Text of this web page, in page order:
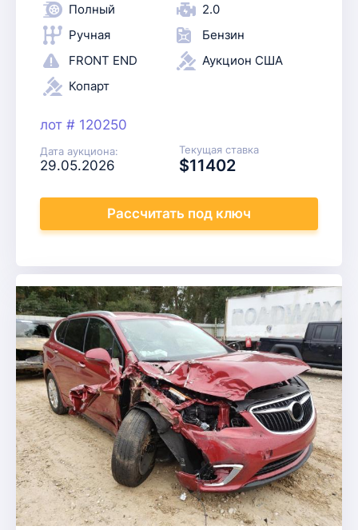
Полный
2.0
Ручная
Бензин
FRONT END
Аукцион США
Копарт
лот # 120250
Дата аукциона:
29.05.2026
Текущая ставка
$11402
Рассчитать под ключ